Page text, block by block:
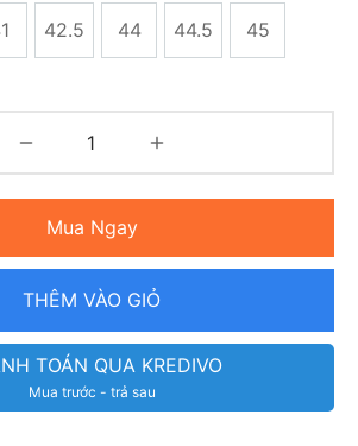
42.5 44 44.5 45
Mua Ngay
THÊM VÀO GIỎ
TOÁN QUA KREDIVO
Mua trước - trả sau